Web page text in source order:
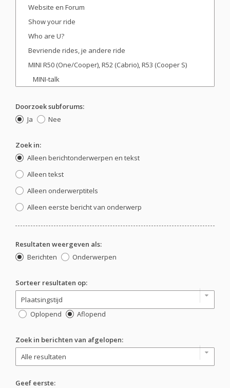
Doorzoek subforums:
Ja
Nee
Zoek in:
Alleen berichtonderwerpen en tekst
Alleen tekst
Alleen onderwerptitels
Alleen eerste bericht van onderwerp
Resultaten weergeven als:
Berichten
Onderwerpen
Sorteer resultaten op:
Oplopend Aflopend
Zoek in berichten van afgelopen:
Geef eerste: